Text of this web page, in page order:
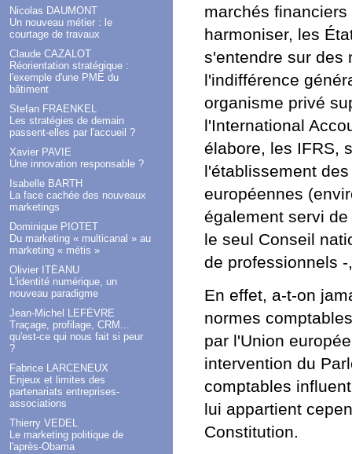
Nicolas DAUMONT
Un nouveau métier : le
courtage de travaux
Claude CAZALOT
Réorientation stratégique :
l'exemple d'une PME du
bâtiment
Stefan FRAENKEL
Les stratégies de demain
passent-elles par l'accueil ?
Xavier PAVIE
Une innovation responsable ?
Isabelle BARTH
La face cachée des nouveaux
marketings
Dominique PIOTET
Du marketing « multicanal » au
marketing « métis »
Olivier ITÉANU
L'identité numérique, un
nouveau paradigme
Jean-Michel LEFÈVRE
Traçage, profilage, CRM...
qu'est-ce qui nous fait si peur
?
Fabrice LARCENEUX
Enjeux et limites des
partenariats entreprises-
associations
Thierry VEDEL
Le marketing politique de
l'après-Obama
marchés
harmoniser, les
s'entendre sur des
l'indifférence
organisme privé
l'International
élabore, les IFRS,
l'établissement
européennes
également servi
le seul Conseil
de professionnels
En effet, a-t-on
normes
par l'Union
intervention du
comptables
lui appartient
Constitution.